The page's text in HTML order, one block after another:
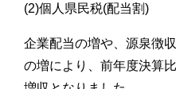
(2)個人県民税(配当割)
企業配当の増や、源泉徴
の増により、前年度決算